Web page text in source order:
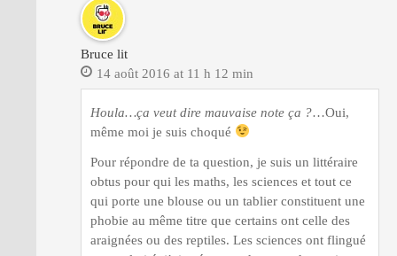
Bruce lit
14 août 2016 at 11 h 12 min
Houla…ça veut dire mauvaise note ça ?…Oui,
même moi je suis choqué
Pour répondre de ta question, je suis un littéraire
obtus pour qui les maths, les sciences et tout ce
qui porte une blouse ou un tablier constituent une
phobie au même titre que certains ont celle des
araignées ou des reptiles. Les sciences ont flingué